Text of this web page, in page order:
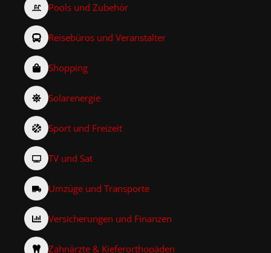
Pools und Zubehör
Reisebüros und Veranstalter
Shopping
Solarenergie
Sport und Freizeit
TV und Sat
Umzüge und Transporte
Versicherungen und Finanzen
Zahnärzte & Kieferorthopäden